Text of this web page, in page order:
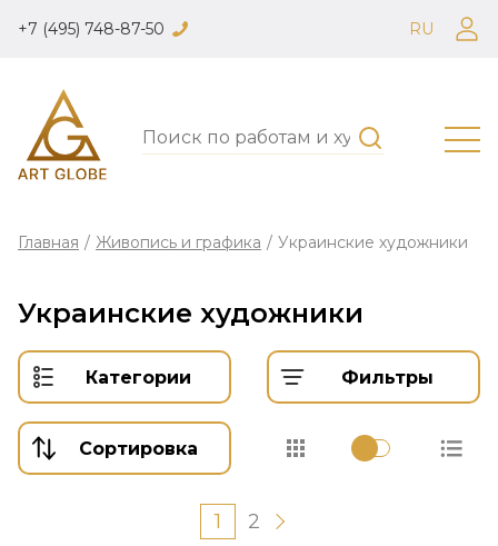
+7 (495) 748-87-50 RU
Главная / Живопись и графика / Украинские художники
Украинские художники
Категории Фильтры
Сортировка
1 2